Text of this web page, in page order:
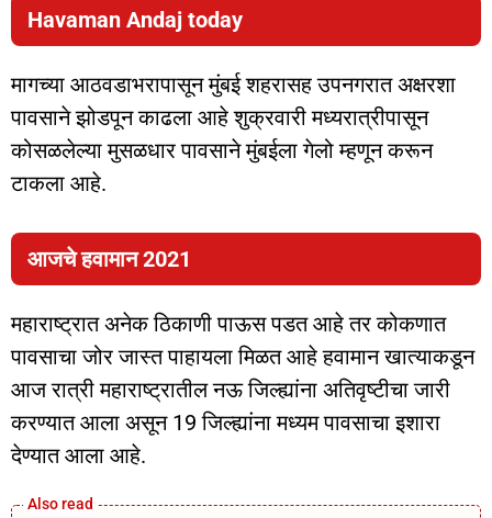
Havaman Andaj today
मागच्या आठवडाभरापासून मुंबई शहरासह उपनगरात अक्षरशा
पावसाने झोडपून काढला आहे शुक्रवारी मध्यरात्रीपासून
कोसळलेल्या मुसळधार पावसाने मुंबईला गेलो म्हणून करून
टाकला आहे.
आजचे हवामान 2021
महाराष्ट्रात अनेक ठिकाणी पाऊस पडत आहे तर कोकणात
पावसाचा जोर जास्त पाहायला मिळत आहे हवामान खात्याकडून
आज रात्री महाराष्ट्रातील नऊ जिल्ह्यांना अतिवृष्टीचा जारी
करण्यात आला असून 19 जिल्ह्यांना मध्यम पावसाचा इशारा
देण्यात आला आहे.